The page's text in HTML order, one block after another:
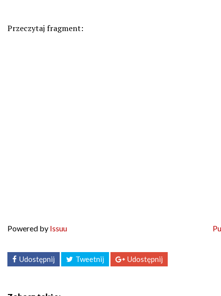
Przeczytaj fragment:
Powered by Issuu
Udostępnij Tweetnij Udostępnij